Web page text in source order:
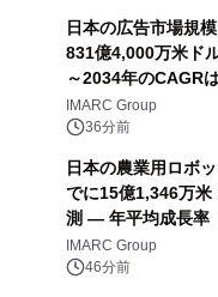
日本の広告市場規
831億4,000万米ド
～2034年のCAGR
IMARC Group
36分前
日本の農業用ロボ
でに15億1,346万米
測 ― 年平均成長率
記録
IMARC Group
46分前